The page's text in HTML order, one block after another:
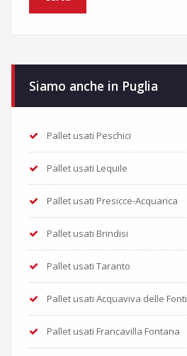
Siamo anche in Puglia
Pallet usati Peschici
Pallet usati Lequile
Pallet usati Presicce-Acquarica
Pallet usati Brindisi
Pallet usati Taranto
Pallet usati Acquaviva delle Fonti
Pallet usati Francavilla Fontana